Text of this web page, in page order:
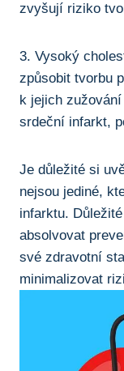
zvyšují riziko⁣
3. Vysoký
způsobit ⁣tvorbu
‌k jejich
srdeční infarkt,
Je důležité si
nejsou jediné,
infarktu.
absolvovat
své zdravotní
minimalizovat